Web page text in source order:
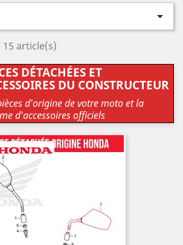

15 article(s)
DÉTACHÉES ET
DU CONSTRUCTEUR
d'origine de votre moto et la
d'accessoires officiels